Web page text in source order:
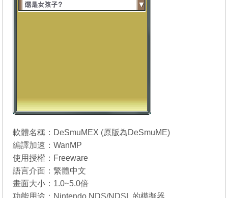
軟體名稱：DeSmuMEX (原版為DeSmuME)
編譯加速：WanMP
使用授權：Freeware
語言介面：繁體中文
畫面大小：1.0~5.0倍
功能用途：Nintendo NDS/NDSL 的模擬器